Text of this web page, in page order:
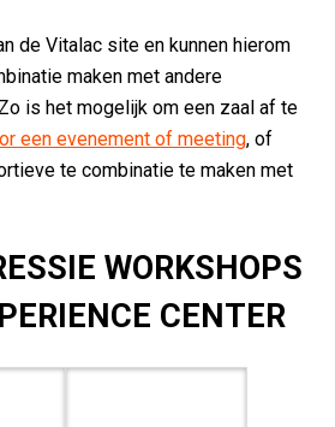
de Vitalac site en kunnen hierom
maken met andere
is het mogelijk om een zaal af te
een evenement of meeting, of
te combinatie te maken met
WORKSHOPS
CENTER